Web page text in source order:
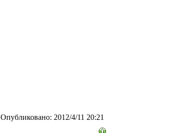
Опубликовано: 2012/4/11 20:21